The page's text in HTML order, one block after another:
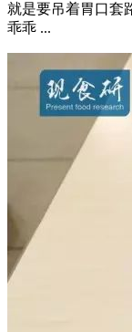
就是要吊着胃口套
乖乖 ...